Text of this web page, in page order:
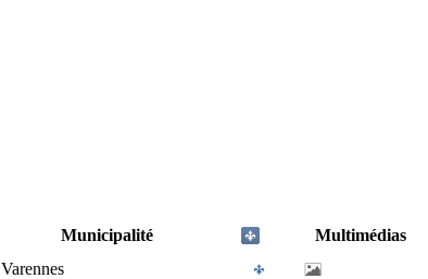
Municipalité
Multimédias
Varennes